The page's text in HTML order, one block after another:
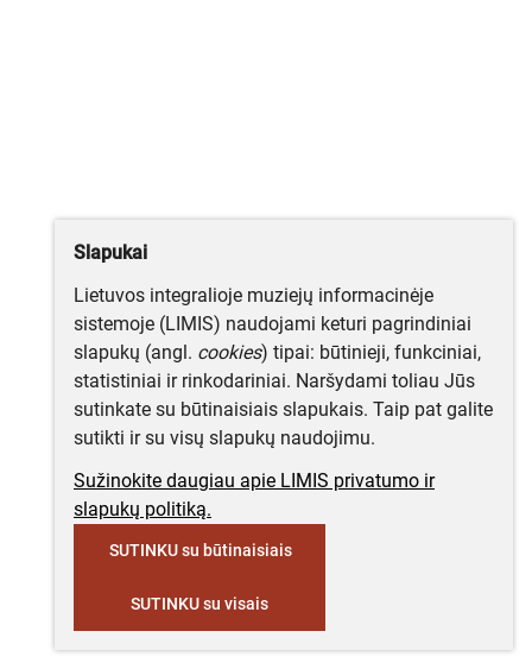
Slapukai
Lietuvos integralioje muziejų informacinėje
sistemoje (LIMIS) naudojami keturi pagrindiniai
slapukų (angl. cookies) tipai: būtinieji, funkciniai,
statistiniai ir rinkodariniai. Naršydami toliau Jūs
sutinkate su būtinaisiais slapukais. Taip pat galite
sutikti ir su visų slapukų naudojimu.
Sužinokite daugiau apie LIMIS privatumo ir
slapukų politiką.
SUTINKU su būtinaisiais
SUTINKU su visais